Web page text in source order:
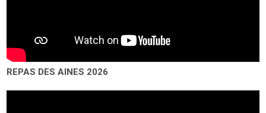
REPAS DES AINES 2026